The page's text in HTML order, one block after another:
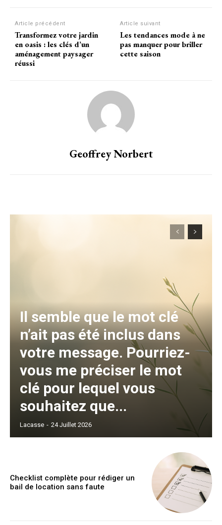
Article précédent
Transformez votre jardin
en oasis : les clés d’un
aménagement paysager
réussi
Article suivant
Les tendances mode à ne
pas manquer pour briller
cette saison
Geoffrey Norbert
Il semble que le mot clé
n’ait pas été inclus dans
votre message. Pourriez-
vous me préciser le mot
clé pour lequel vous
souhaitez que...
Lacasse - 24 Juillet 2026
Checklist complète pour rédiger un
bail de location sans faute